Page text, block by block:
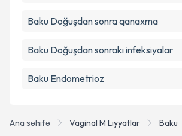
Ana səhifə Vaginal M Liyyatlar Baku
Baku Doğuşdan sonra qanaxma
Baku Doğuşdan sonrakı infeksiyalar
Baku Endometrioz